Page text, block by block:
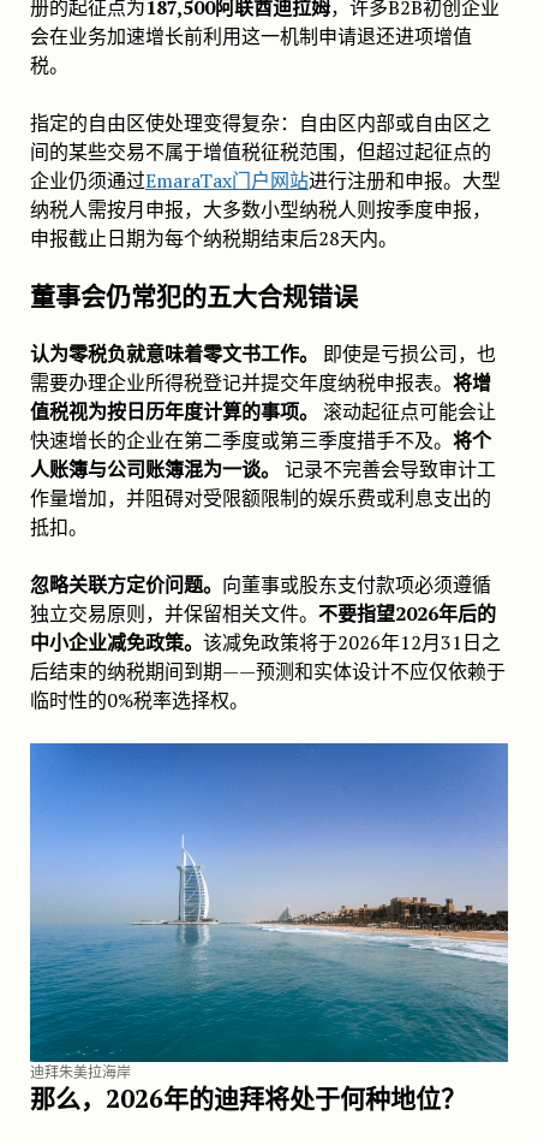
册的起征点为187,500阿联酋迪拉姆，许多B2B初创企业
会在业务加速增长前利用这一机制申请退还进项增值
税。
指定的自由区使处理变得复杂：自由区内部或自由区之
间的某些交易不属于增值税征税范围，但超过起征点的
企业仍须通过EmaraTax门户网站进行注册和申报。大型
纳税人需按月申报，大多数小型纳税人则按季度申报，
申报截止日期为每个纳税期结束后28天内。
董事会仍常犯的五大合规错误
认为零税负就意味着零文书工作。
即使是亏损公司，也
需要办理企业所得税登记并提交年度纳税申报表。 将增
值税视为按日历年度计算的事项。 滚动起征点可能会让
快速增长的企业在第二季度或第三季度措手不及。 将个
人账簿与公司账簿混为一谈。 记录不完善会导致审计工
作量增加，并阻碍对受限额限制的娱乐费或利息支出的
抵扣。
忽略关联方定价问题。 向董事或股东支付款项必须遵循
独立交易原则，并保留相关文件。 不要指望2026年后的
中小企业减免政策。 该减免政策将于2026年12月31日之
后结束的纳税期间到期——预测和实体设计不应仅依赖于
临时性的0%税率选择权。
迪拜朱美拉海岸
那么，2026年的迪拜将处于何种地位？